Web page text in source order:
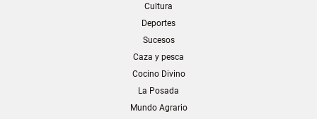
Cultura
Deportes
Sucesos
Caza y pesca
Cocino Divino
La Posada
Mundo Agrario